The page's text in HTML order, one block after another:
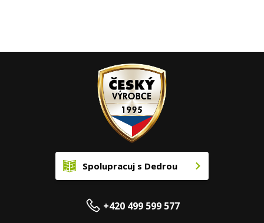
Spolupracuj s Dedrou
+420 499 599 577